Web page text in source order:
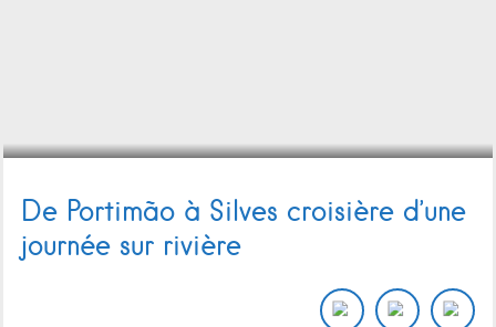
De Portimão à Silves croisière d’une
journée sur rivière